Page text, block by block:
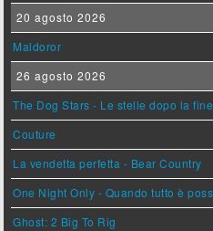
20 agosto 2026
Maldoror
26 agosto 2026
The Dog Stars - Le stelle dopo la fine
Couture
La vendetta perfetta - Bear Country
One Night Only - Quando tutto è
Ghost: 2 Big To Rig